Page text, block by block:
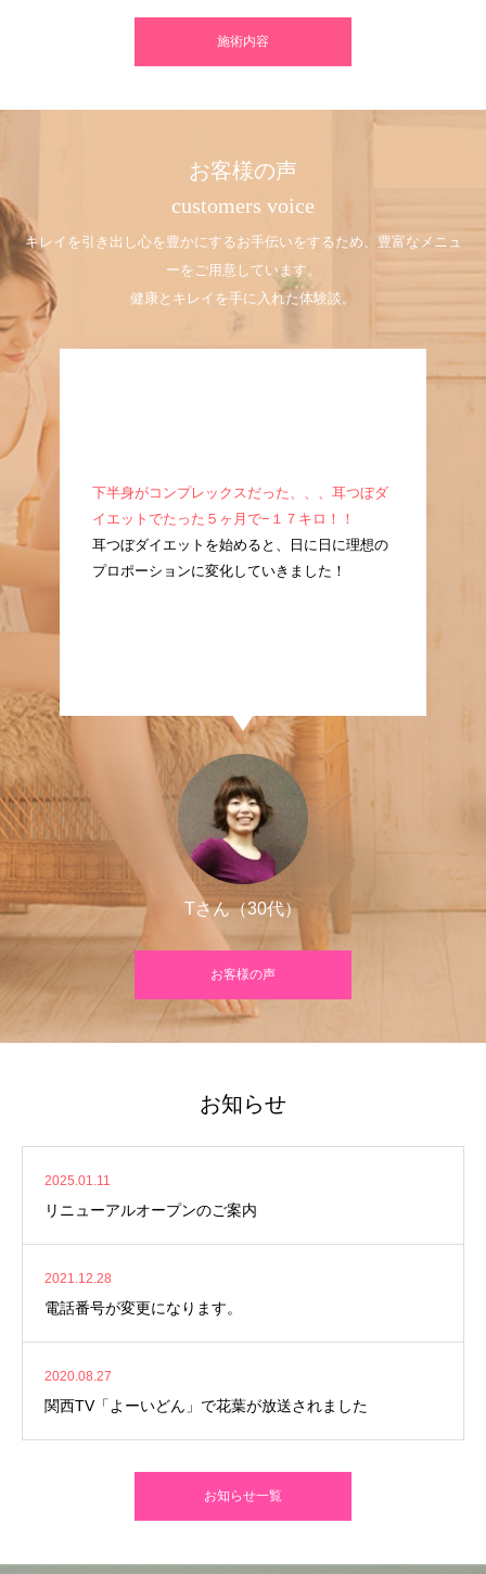
施術内容
お客様の声
customers voice
キレイを引き出し心を豊かにするお手伝いをするため、豊富なメニュ
ーをご用意しています。
健康とキレイを手に入れた体験談。
つ
痩
下半身がコンプレックスだった、、、耳つぼダ
イエットでたった５ヶ月で−１７キロ！！
耳つぼダイエットを始めると、日に日に理想の
プロポーションに変化していきました！
Tさん（30代）
お客様の声
お知らせ
2025.01.11
リニューアルオープンのご案内
2021.12.28
電話番号が変更になります。
2020.08.27
関西TV「よーいどん」で花葉が放送されました
お知らせ一覧